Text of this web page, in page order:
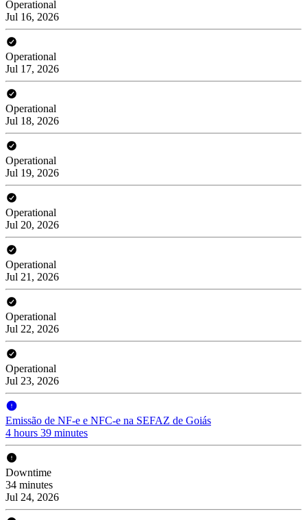
Operational
Jul 16, 2026
Operational
Jul 17, 2026
Operational
Jul 18, 2026
Operational
Jul 19, 2026
Operational
Jul 20, 2026
Operational
Jul 21, 2026
Operational
Jul 22, 2026
Operational
Jul 23, 2026
Emissão de NF-e e NFC-e na SEFAZ de Goiás
4 hours 39 minutes
Downtime
34 minutes
Jul 24, 2026